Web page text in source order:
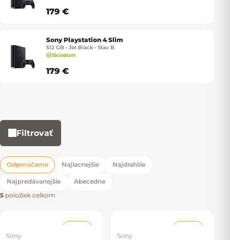
179 €
Sony Playstation 4 Slim
512 GB • Jet Black • Stav B
Skladom
179 €
Filtrovať
Radenie produktov
Odporúčame Najlacnejšie Najdrahšie
Najpredávanejšie
Abecedne
5 položiek celkom
Výpis produktov
Sony
Sony